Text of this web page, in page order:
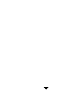
arrow_drop_down